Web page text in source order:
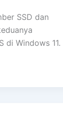
SSD dan
di Windows 11.